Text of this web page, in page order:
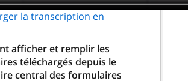
la transcription en
afficher et remplir les
téléchargés depuis le
central des formulaires